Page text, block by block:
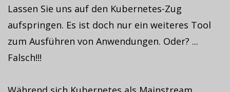
Lassen Sie uns auf den Kubernetes-Zug
aufspringen. Es ist doch nur ein weiteres Tool
zum Ausführen von Anwendungen. Oder? ...
Falsch!!!